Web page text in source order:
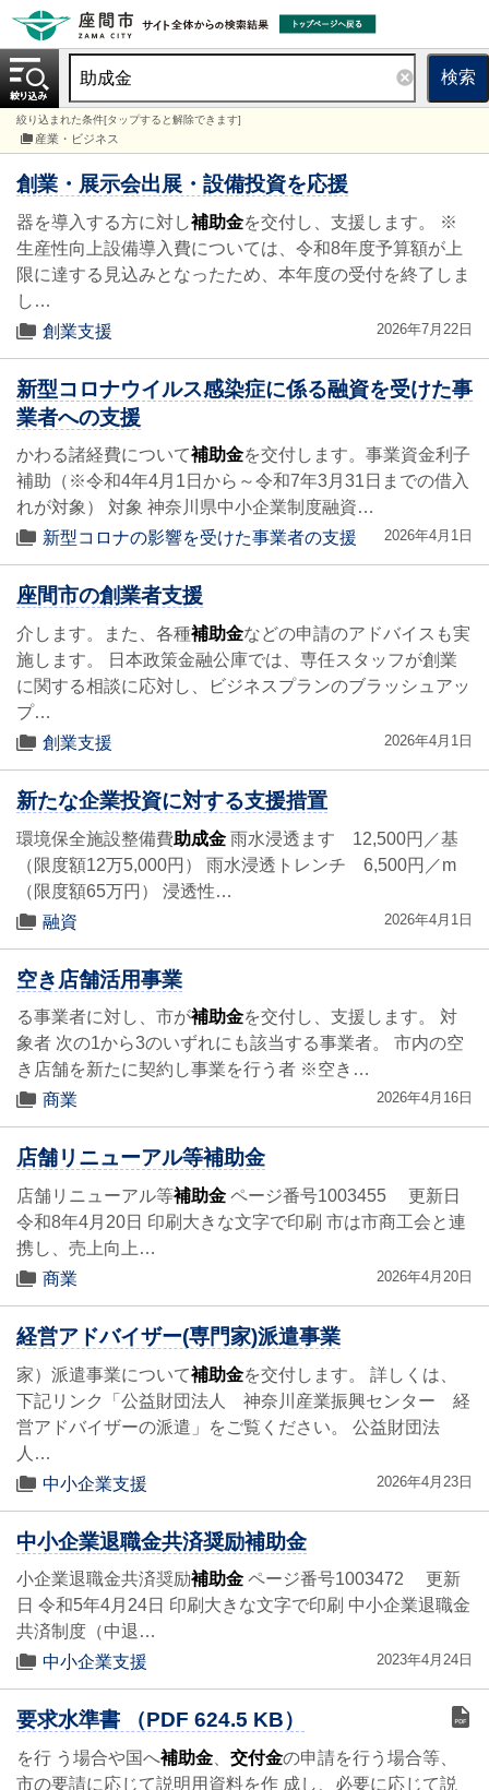
検索
絞り込まれた条件[タップすると解除できます]
産業・ビジネス
創業・展示会出展・設備投資を応援
器を導入する方に対し補助金を交付し、支援します。 ※
生産性向上設備導入費については、令和8年度予算額が上
限に達する見込みとなったため、本年度の受付を終了しま
し…
創業支援
2026年7月22日
新型コロナウイルス感染症に係る融資を受けた事
業者への支援
かわる諸経費について補助金を交付します。事業資金利子
補助（※令和4年4月1日から～令和7年3月31日までの借入
れが対象） 対象 神奈川県中小企業制度融資…
新型コロナの影響を受けた事業者の支援
2026年4月1日
座間市の創業者支援
介します。また、各種補助金などの申請のアドバイスも実
施します。 日本政策金融公庫では、専任スタッフが創業
に関する相談に応対し、ビジネスプランのブラッシュアッ
プ…
創業支援
2026年4月1日
新たな企業投資に対する支援措置
環境保全施設整備費助成金 雨水浸透ます 12,500円／基
（限度額12万5,000円） 雨水浸透トレンチ 6,500円／m
（限度額65万円） 浸透性…
融資
2026年4月1日
空き店舗活用事業
る事業者に対し、市が補助金を交付し、支援します。 対
象者 次の1から3のいずれにも該当する事業者。 市内の空
き店舗を新たに契約し事業を行う者 ※空き…
商業
2026年4月16日
店舗リニューアル等補助金
店舗リニューアル等補助金 ページ番号1003455 更新日
令和8年4月20日 印刷大きな文字で印刷 市は市商工会と連
携し、売上向上…
商業
2026年4月20日
経営アドバイザー(専門家)派遣事業
家）派遣事業について補助金を交付します。 詳しくは、
下記リンク「公益財団法人 神奈川産業振興センター 経
営アドバイザーの派遣」をご覧ください。 公益財団法
人…
中小企業支援
2026年4月23日
中小企業退職金共済奨励補助金
小企業退職金共済奨励補助金 ページ番号1003472 更新
日 令和5年4月24日 印刷大きな文字で印刷 中小企業退職金
共済制度（中退…
中小企業支援
2023年4月24日
要求水準書 （PDF 624.5 KB）
を行 う場合や国へ補助金 交付金の申請を行う場合等、
市の要請に応じて説明用資料を作 成し、必要に応じて説